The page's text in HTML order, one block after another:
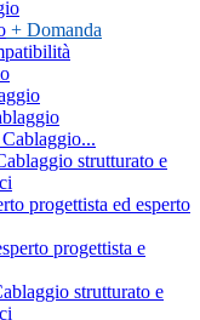
+ Domanda
strutturato e
progettista ed esperto
progettista e
strutturato e